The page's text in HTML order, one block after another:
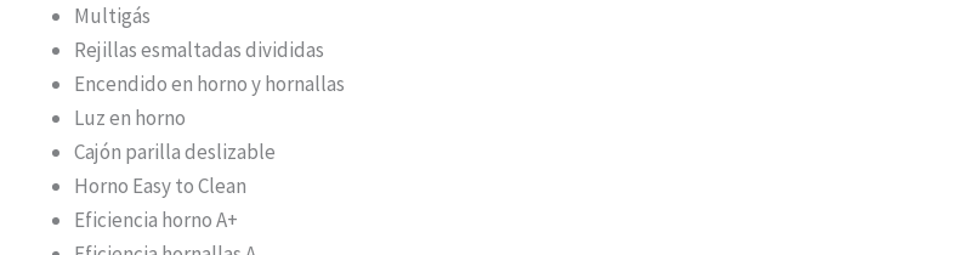
Multigás
Rejillas esmaltadas divididas
Encendido en horno y hornallas
Luz en horno
Cajón parilla deslizable
Horno Easy to Clean
Eficiencia horno A+